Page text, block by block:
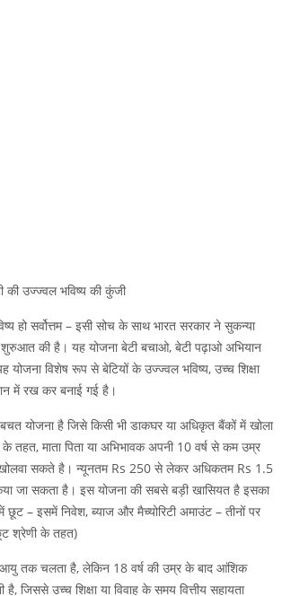
की उज्ज्वल भविष्य की कुंजी
हो सर्वोत्तम – इसी सोच के साथ भारत सरकार ने सुकन्या
शुरुआत की है। यह योजना बेटी बचाओ, बेटी पढ़ाओ अभियान
विशेष रूप से बेटियों के उज्ज्वल भविष्य, उच्च शिक्षा
में रख कर बनाई गई है।
योजना है जिसे किसी भी डाकघर या अधिकृत बैंकों में खोला
तहत, माता पिता या अभिभावक अपनी 10 वर्ष से कम उम्र
खोलवा सकते है। न्यूनतम Rs 250 से लेकर अधिकतम Rs 1.5
जा सकता है। इस योजना की सबसे बड़ी खासियत है इसका
– इसमें निवेश, ब्याज और मैच्योरिटी अमाउंट – तीनों पर
श्रेणी के तहत)
आयु तक चलता है, लेकिन 18 वर्ष की उम्र के बाद आंशिक
है, जिससे उच्च शिक्षा या विवाह के समय वित्तीय सहायता